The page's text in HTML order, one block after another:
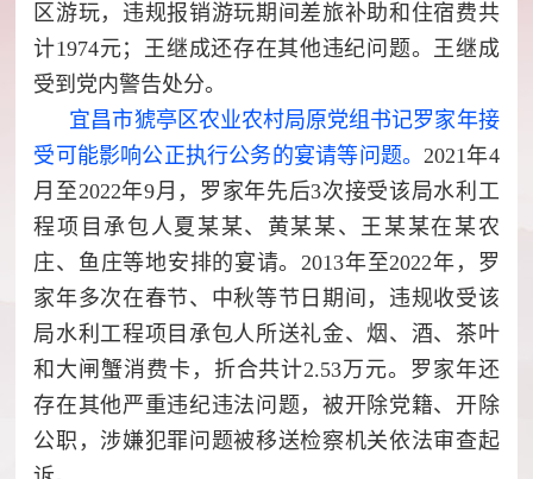
区游玩，违规报销游玩期间差旅补助和住宿费共
计1974元；王继成还存在其他违纪问题。王继成
受到党内警告处分。
宜昌市猇亭区农业农村局原党组书记罗家年接
受可能影响公正执行公务的宴请等问题。2021年4
月至2022年9月，罗家年先后3次接受该局水利工
程项目承包人夏某某、黄某某、王某某在某农
庄、鱼庄等地安排的宴请。2013年至2022年，罗
家年多次在春节、中秋等节日期间，违规收受该
局水利工程项目承包人所送礼金、烟、酒、茶叶
和大闸蟹消费卡，折合共计2.53万元。罗家年还
存在其他严重违纪违法问题，被开除党籍、开除
公职，涉嫌犯罪问题被移送检察机关依法审查起